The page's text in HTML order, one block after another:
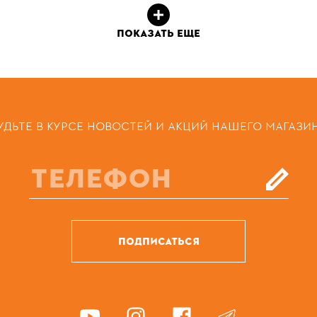
ПОКАЗАТЬ ЕЩЕ
В КУРСЕ НОВОСТЕЙ И АКЦИЙ НАШЕГО
ПОДПИСАТЬСЯ